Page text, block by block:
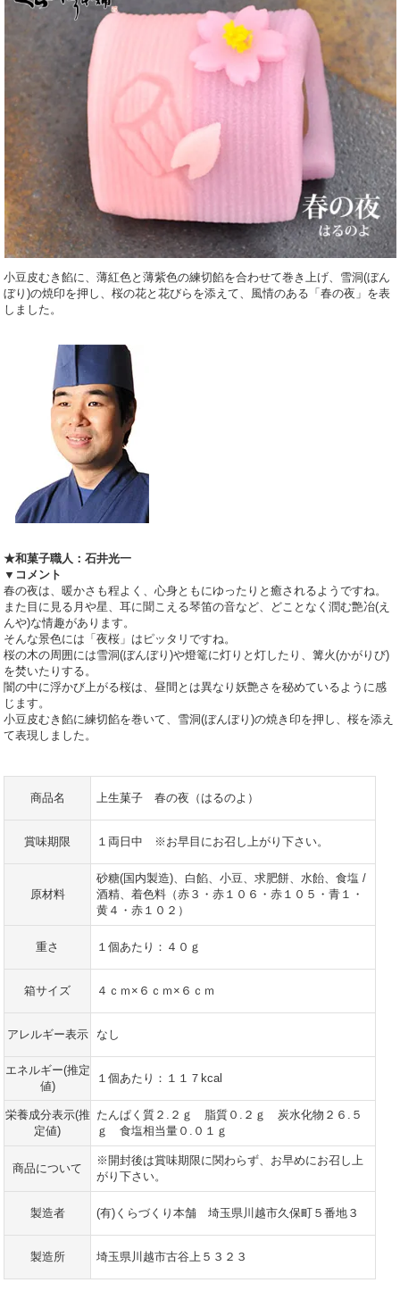
小豆皮むき餡に、薄紅色と薄紫色の練切餡を合わせて巻き上げ、雪洞(ぼん
ぼり)の焼印を押し、桜の花と花びらを添えて、風情のある「春の夜」を表
しました。
★和菓子職人：石井光一
▼コメント
春の夜は、暖かさも程よく、心身ともにゆったりと癒されるようですね。
また目に見る月や星、耳に聞こえる琴笛の音など、どことなく潤む艶冶(え
んや)な情趣があります。
そんな景色には「夜桜」はピッタリですね。
桜の木の周囲には雪洞(ぼんぼり)や燈篭に灯りと灯したり、篝火(かがりび)
を焚いたりする。
闇の中に浮かび上がる桜は、昼間とは異なり妖艶さを秘めているように感
じます。
小豆皮むき餡に練切餡を巻いて、雪洞(ぼんぼり)の焼き印を押し、桜を添え
て表現しました。
商品名 上生菓子 春の夜（はるのよ）
賞味期限 １両日中 ※お早目にお召し上がり下さい。
原材料
砂糖(国内製造)、白餡、小豆、求肥餅、水飴、食塩 /
酒精、着色料（赤３・赤１０６・赤１０５・青１・
黄４・赤１０２）
重さ １個あたり：４０ｇ
箱サイズ ４ｃｍ×６ｃｍ×６ｃｍ
アレルギー表示 なし
エネルギー(推定
値)
１個あたり：１１７kcal
栄養成分表示(推
定値)
たんぱく質２.２ｇ 脂質０.２ｇ 炭水化物２６.５
ｇ 食塩相当量０.０１ｇ
商品について
※開封後は賞味期限に関わらず、お早めにお召し上
がり下さい。
製造者 (有)くらづくり本舗 埼玉県川越市久保町５番地３
製造所 埼玉県川越市古谷上５３２３